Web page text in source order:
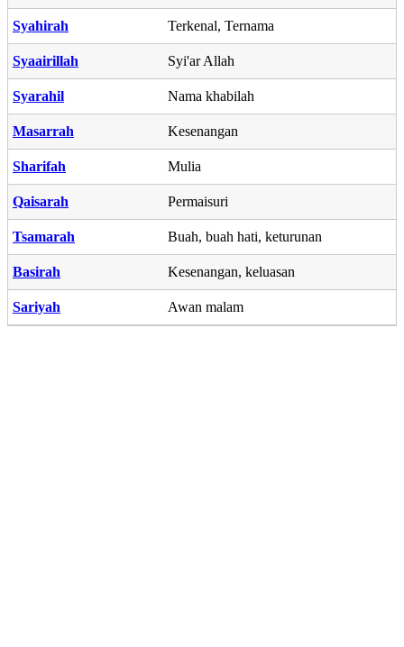
Syahirah Terkenal, Ternama
Syaairillah Syi'ar Allah
Syarahil Nama khabilah
Masarrah Kesenangan
Sharifah Mulia
Qaisarah Permaisuri
Tsamarah Buah, buah hati, keturunan
Basirah Kesenangan, keluasan
Sariyah Awan malam